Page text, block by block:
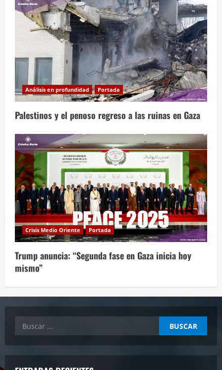
Análisis en profundidad Portada
Palestinos y el penoso regreso a las ruinas en Gaza
Crisis Medio Oriente Portada
Trump anuncia: “Segunda fase en Gaza inicia hoy
mismo”
Buscar: